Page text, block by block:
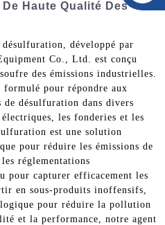
Haute Qualité Des
développé par
Co., Ltd. est conçu
des émissions industrielles.
pour répondre aux
de désulfuration dans divers
les fonderies et les
est une solution
pour réduire les émissions de
réglementations
pour capturer efficacement les
en sous-produits inoffensifs,
pour réduire la pollution
et la performance, notre agent